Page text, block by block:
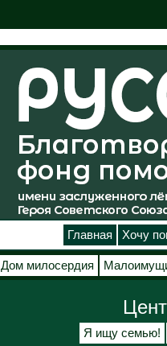
Главная Хочу
Дом милосердия
Я ищу семью!